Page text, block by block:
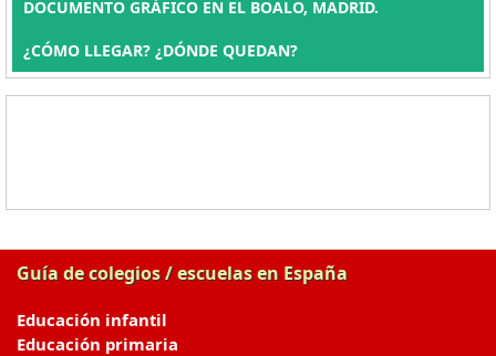
DOCUMENTO GRÁFICO EN EL BOALO, MADRID.
¿CÓMO LLEGAR? ¿DÓNDE QUEDAN?
Guía de colegios / escuelas en España
Educación infantil
Educación primaria